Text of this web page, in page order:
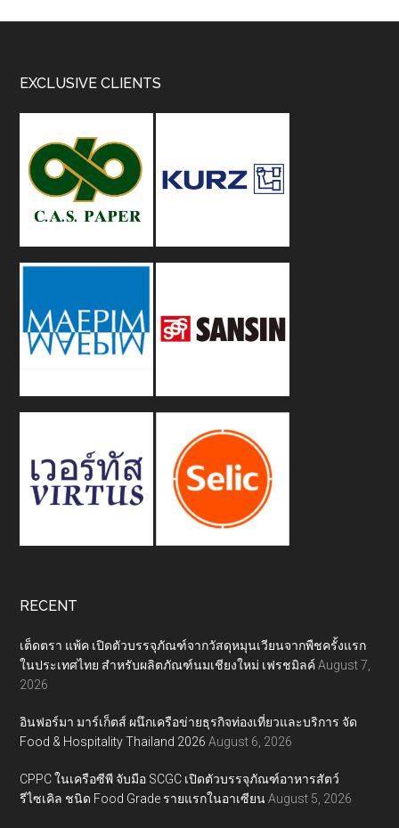
Footer
EXCLUSIVE CLIENTS
RECENT
เต็ดตรา แพ้ค เปิดตัวบรรจุภัณฑ์จากวัสดุหมุนเวียนจากพืชครั้งแรก
ในประเทศไทย สำหรับผลิตภัณฑ์นมเชียงใหม่ เฟรชมิลค์ August 7,
2026
อินฟอร์มา มาร์เก็ตส์ ผนึกเครือข่ายธุรกิจท่องเที่ยวและบริการ จัด
Food & Hospitality Thailand 2026 August 6, 2026
CPPC ในเครือซีพี จับมือ SCGC เปิดตัวบรรจุภัณฑ์อาหารสัตว์
รีไซเคิล ชนิด Food Grade รายแรกในอาเซียน August 5, 2026